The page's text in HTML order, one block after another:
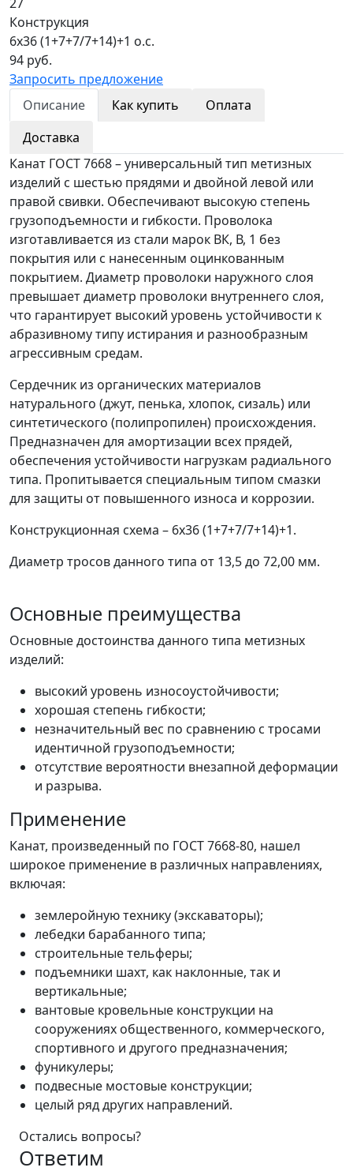
Конструкция
6х36 (1+7+7/7+14)+1 о.с.
94 руб.
Запросить предложение
Описание
Как купить
Оплата
Доставка
Канат ГОСТ 7668 – универсальный тип метизных
изделий с шестью прядями и двойной левой или
правой свивки. Обеспечивают высокую степень
грузоподъемности и гибкости. Проволока
изготавливается из стали марок ВК, В, 1 без
покрытия или с нанесенным оцинкованным
покрытием. Диаметр проволоки наружного слоя
превышает диаметр проволоки внутреннего слоя,
что гарантирует высокий уровень устойчивости к
абразивному типу истирания и разнообразным
агрессивным средам.
Сердечник из органических материалов
натурального (джут, пенька, хлопок, сизаль) или
синтетического (полипропилен) происхождения.
Предназначен для амортизации всех прядей,
обеспечения устойчивости нагрузкам радиального
типа. Пропитывается специальным типом смазки
для защиты от повышенного износа и коррозии.
Конструкционная схема – 6х36 (1+7+7/7+14)+1.
Диаметр тросов данного типа от 13,5 до 72,00 мм.
Основные преимущества
Основные достоинства данного типа метизных
изделий:
высокий уровень износоустойчивости;
хорошая степень гибкости;
незначительный вес по сравнению с тросами
идентичной грузоподъемности;
отсутствие вероятности внезапной деформации
и разрыва.
Применение
Канат, произведенный по ГОСТ 7668-80, нашел
широкое применение в различных направлениях,
включая:
землеройную технику (экскаваторы);
лебедки барабанного типа;
строительные тельферы;
подъемники шахт, как наклонные, так и
вертикальные;
вантовые кровельные конструкции на
сооружениях общественного, коммерческого,
спортивного и другого предназначения;
фуникулеры;
подвесные мостовые конструкции;
целый ряд других направлений.
Остались вопросы?
Ответим